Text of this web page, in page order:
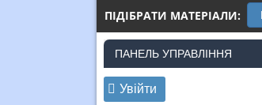
ПІДІБРАТИ МАТЕРІАЛИ:
ПАНЕЛЬ УПРАВЛІННЯ
Увійти